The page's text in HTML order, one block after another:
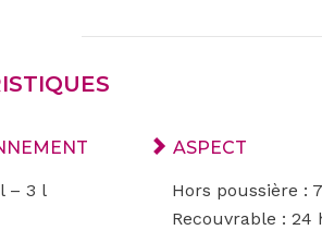
– 3 l
ASPECT
Hors poussière :
Recouvrable : 24